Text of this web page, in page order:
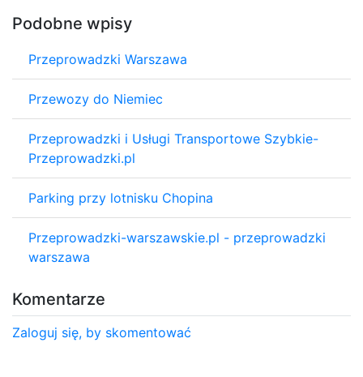
Podobne wpisy
Przeprowadzki Warszawa
Przewozy do Niemiec
Przeprowadzki i Usługi Transportowe Szybkie-
Przeprowadzki.pl
Parking przy lotnisku Chopina
Przeprowadzki-warszawskie.pl - przeprowadzki
warszawa
Komentarze
Zaloguj się, by skomentować